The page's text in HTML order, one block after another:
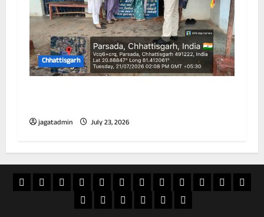
Chhattisgarh
jagatadmin July 23, 2026
खास
राज्य विदेशअपराध
देश खेल आस्थामनोरंजनवीडियोचुनावराशिफल
शिक्षासियासत
ई
स्वास्थ्यजापान
20